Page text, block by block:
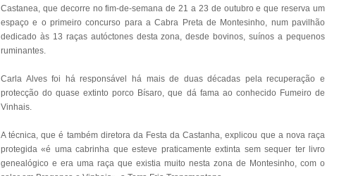
Castanea, que decorre no fim-de-semana de 21 a 23 de outubro e que reserva um
espaço e o primeiro concurso para a Cabra Preta de Montesinho, num pavilhão
dedicado às 13 raças autóctones desta zona, desde bovinos, suínos a pequenos
ruminantes.
Carla Alves foi há responsável há mais de duas décadas pela recuperação e
protecção do quase extinto porco Bísaro, que dá fama ao conhecido Fumeiro de
Vinhais.
A técnica, que é também diretora da Festa da Castanha, explicou que a nova raça
protegida «é uma cabrinha que esteve praticamente extinta sem sequer ter livro
genealógico e era uma raça que existia muito nesta zona de Montesinho, com o